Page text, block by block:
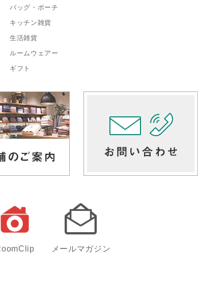
バッグ・ポーチ
キッチン雑貨
生活雑貨
ルームウェアー
ギフト
メールマガジン